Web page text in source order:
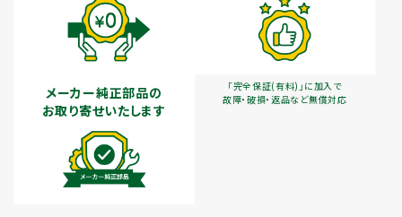
「完全保証(有料)」に加入で
故障・破損・返品など無償対応
メーカー純正部品の
お取り寄せいたします